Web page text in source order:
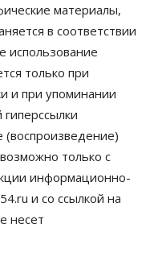
баллов,
из-за засухи
Владимира
материалы,
в соответствии
использование
только при
и при упоминании
(воспроизведение)
только с
информационно-
и со ссылкой на
несет